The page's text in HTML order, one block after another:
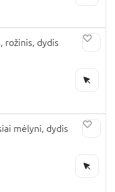
rožinis, dydis
mėlyni, dydis